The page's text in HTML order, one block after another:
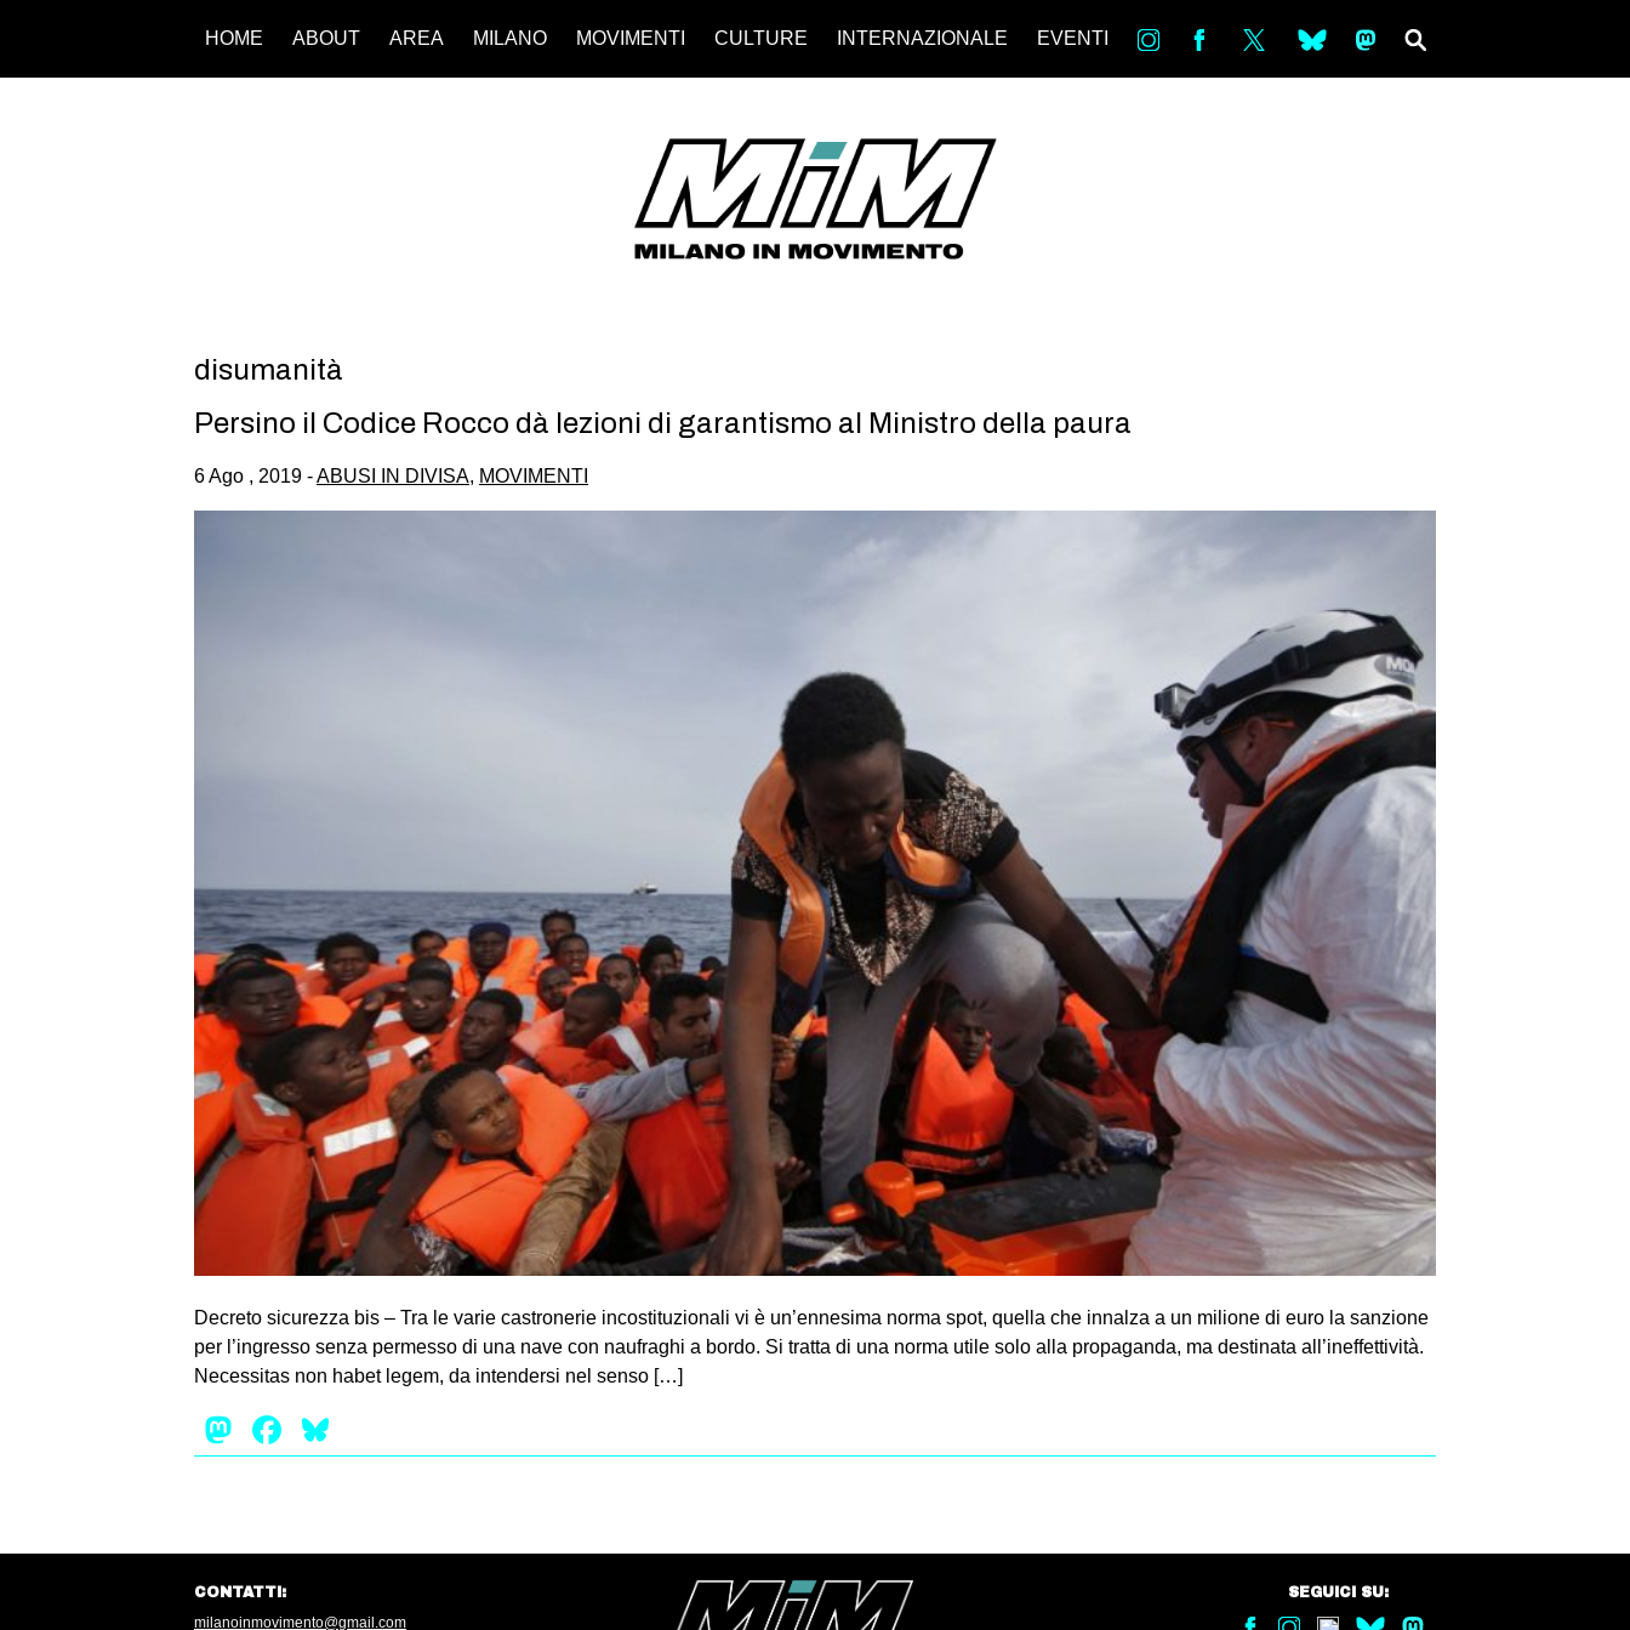
HOME ABOUT AREA MILANO MOVIMENTI CULTURE INTERNAZIONALE EVENTI in bsky ms
disumanità
Persino il Codice Rocco dà lezioni di garantismo al Ministro della paura
6 Ago , 2019 -ABUSI IN DIVISA, MOVIMENTI
Decreto sicurezza bis – Tra le varie castronerie incostituzionali vi è un’ennesima norma spot, quella che innalza a un milione di euro la sanzione
per l’ingresso senza permesso di una nave con naufraghi a bordo. Si tratta di una norma utile solo alla propaganda, ma destinata all’ineffettività.
Necessitas non habet legem, da intendersi nel senso […]
Mastodon
Facebook
CONTATTI:
milanoinmovimento@gmail.com
SEGUICI SU: